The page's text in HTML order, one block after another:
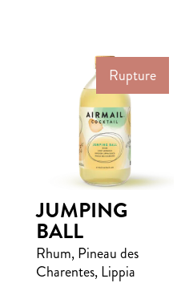
Rupture
JUMPING
BALL
Rhum, Pineau des
Charentes, Lippia